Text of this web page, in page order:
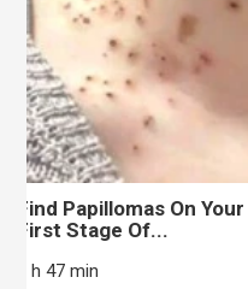
Find Papillomas On
First Stage Of...
7 h 47 min